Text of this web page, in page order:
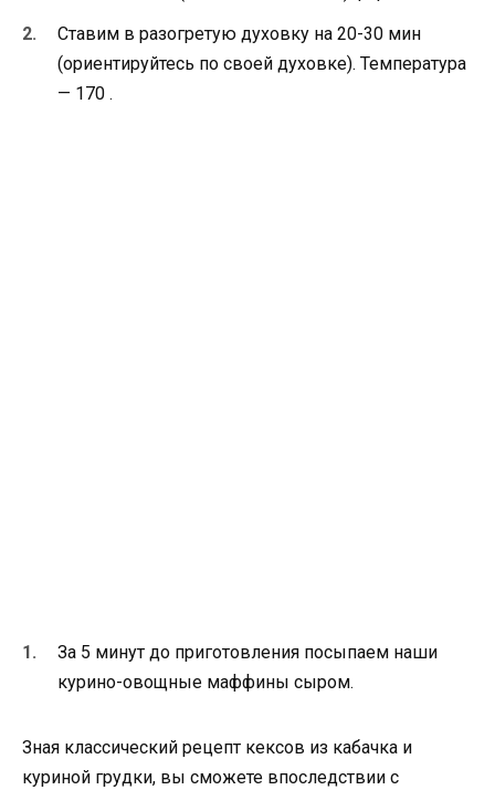
Ставим в разогретую духовку на 20-30 мин
(ориентируйтесь по своей духовке). Температура
— 170 .
За 5 минут до приготовления посыпаем наши
курино-овощные маффины сыром.
Зная классический рецепт кексов из кабачка и
куриной грудки, вы сможете впоследствии с